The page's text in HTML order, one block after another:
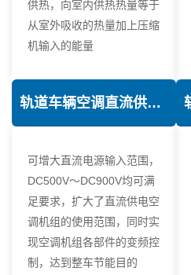
供热，向室内供热热量等于
从室外吸收的热量加上压缩
机输入的能量
轨道车辆空调直流供电技术
可增大直流电源输入范围，
DC500V～DC900V均可满
足要求，扩大了直流供电空
调机组的使用范围，同时实
现空调机组各部件的变频控
制，达到整车节能目的